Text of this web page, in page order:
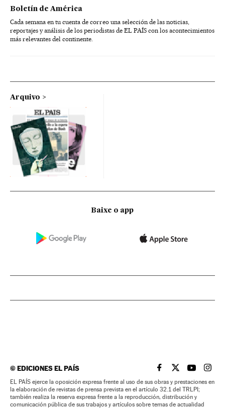
Boletín de América
Cada semana en tu cuenta de correo una selección de las noticias,
reportajes y análisis de los periodistas de EL PAÍS con los acontecimientos
más relevantes del continente.
Arquivo
Baixe o app
©EDICIONES EL PAÍS EL PAÍS BRASIL EN
EL PAÍSEL PAÍS
EL
EL PAÍS ejerce la oposición expresa frente al uso de sus obras y prestaciones en
la elaboración de revistas de prensa prevista en el artículo 32.1 del TRLPI;
también realiza la reserva expresa frente a la reproducción, distribución y
comunicación pública de sus trabajos y artículos sobre temas de actualidad